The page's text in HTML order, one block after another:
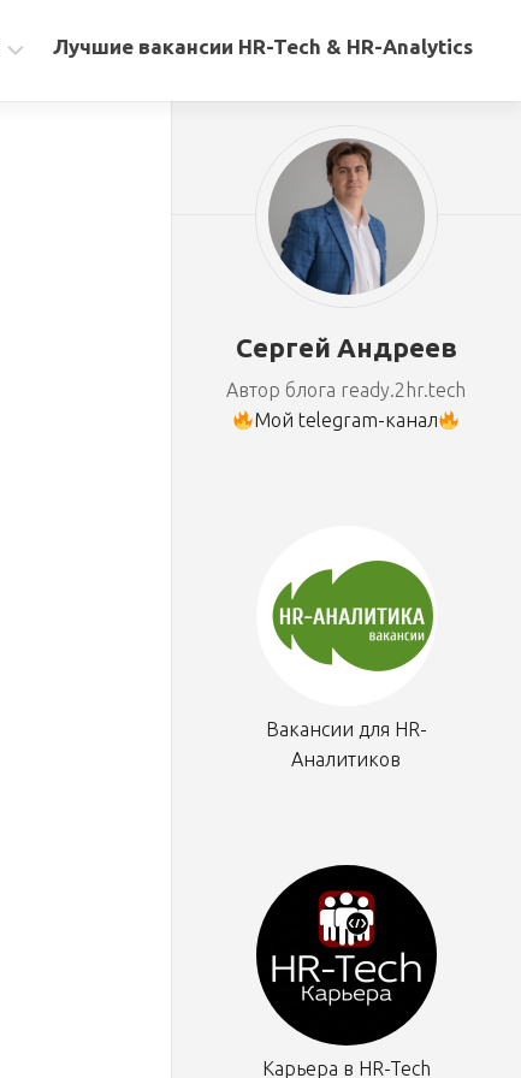
Лучшие вакансии HR-Tech & HR-Analytics
Сергей Андреев
Автор блога ready.2hr.tech
Мой telegram-канал
Вакансии для HR-
Аналитиков
Карьера в HR-Tech